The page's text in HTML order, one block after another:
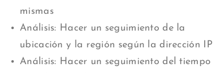
mismas
Análisis: Hacer un seguimiento de la
ubicación y la región según la dirección IP
Análisis: Hacer un seguimiento del tiempo